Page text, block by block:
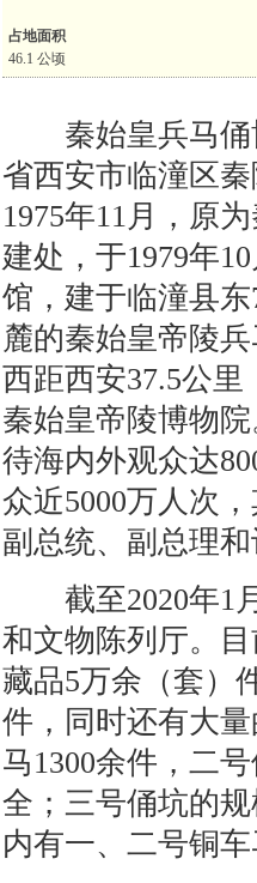
占地面积
46.1 公顷
秦始皇兵马俑
省西安市临潼区
1975年11月，原
建处，于1979年
馆，建于临潼县
麓的秦始皇帝陵
西距西安37.5公
秦始皇帝陵博物
待海内外观众达
众近5000万人次
副总统、副总理
截至2020年1月
和文物陈列厅。
藏品5万余（套）
件，同时还有大
马1300余件，二
全；三号俑坑的
内有一、二号铜